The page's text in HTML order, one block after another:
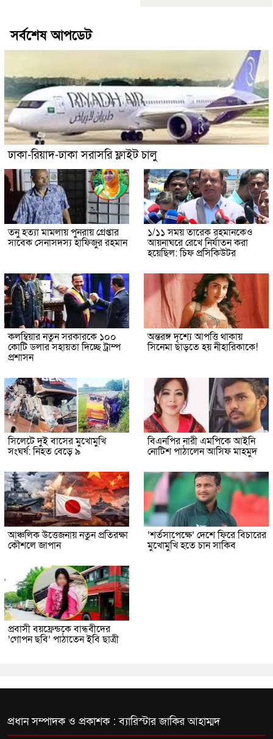
সর্বশেষ আপডেট
ঢাকা-রিয়াদ-ঢাকা সরাসরি ফ্লাইট চালু
তনু হত্যা মামলায় পুনরায় গ্রেপ্তার
সাবেক সেনাসদস্য হাফিজুর রহমান
১/১১ সময় তারেক রহমানকেও
আয়নাঘরে রেখে নির্যাতন করা
হয়েছিল: চিফ প্রসিকিউটর
কলম্বিয়ার নতুন সরকারকে ১০০
কোটি ডলার সহায়তা দিচ্ছে ট্রাম্প
প্রশাসন
অন্তরঙ্গ দৃশ্যে আপত্তি থাকায়
সিনেমা ছাড়তে হয় নীহারিকাকে!
সিলেটে দুই বাসের মুখোমুখি
সংঘর্ষ: নিহত বেড়ে ৯
বিএনপির নারী এমপিকে আইনি
নোটিশ পাঠালেন আসিফ মাহমুদ
আঞ্চলিক উত্তেজনায় নতুন প্রতিরক্ষা
কৌশলে জাপান
‘শর্তসাপেক্ষে’ দেশে ফিরে বিচারের
মুখোমুখি হতে চান সাকিব
প্রবাসী বয়ফ্রেন্ডকে বান্ধবীদের
‘গোপন ছবি’ পাঠাতেন ইবি ছাত্রী
প্রধান সম্পাদক ও প্রকাশক : ব্যারিস্টার জাকির আহাম্মদ